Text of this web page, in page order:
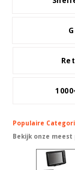
Populaire
Bekijk onze